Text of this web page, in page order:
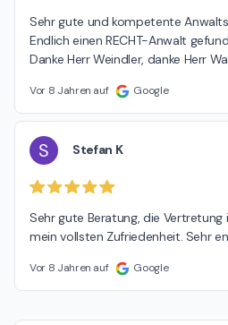
Sehr gute und kompetente
Endlich einen RECHT-Anwalt
Danke Herr Weindler, danke Herr
Vor 8 Jahren auf Google
S Stefan K
Sehr gute Beratung, die Vertretung
mein vollsten Zufriedenheit. Sehr
Vor 8 Jahren auf Google